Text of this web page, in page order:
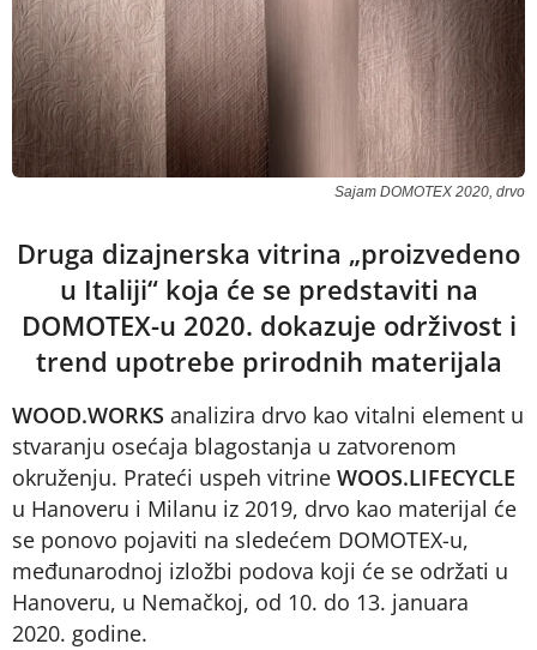
Sajam DOMOTEX 2020, drvo
Druga dizajnerska vitrina „proizvedeno
u Italiji“ koja će se predstaviti na
DOMOTEX-u 2020. dokazuje održivost i
trend upotrebe prirodnih materijala
WOOD.WORKS analizira drvo kao vitalni element u
stvaranju osećaja blagostanja u zatvorenom
okruženju. Prateći uspeh vitrine WOOS.LIFECYCLE
u Hanoveru i Milanu iz 2019, drvo kao materijal će
se ponovo pojaviti na sledećem DOMOTEX-u,
međunarodnoj izložbi podova koji će se održati u
Hanoveru, u Nemačkoj, od 10. do 13. januara
2020. godine.